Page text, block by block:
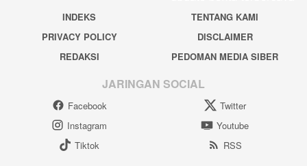
INDEKS
TENTANG KAMI
PRIVACY POLICY
DISCLAIMER
REDAKSI
PEDOMAN MEDIA SIBER
JARINGAN SOCIAL
Facebook
Twitter
Instagram
Youtube
Tiktok
RSS